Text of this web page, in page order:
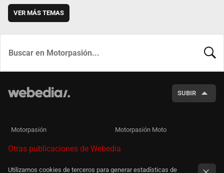
VER MÁS TEMAS
SUBIR
Motorpasión Motorpasión Moto
Otras publicaciones de Webedia
Utilizamos cookies de terceros para generar estadísticas de